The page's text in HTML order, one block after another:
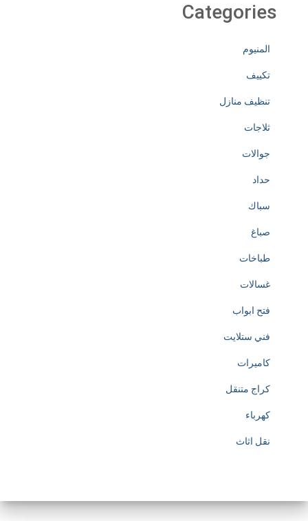
Categories
المنيوم
تكييف
تنظيف منازل
ثلاجات
جوالات
حداد
سباك
صباغ
طباخات
غسالات
فتح ابواب
فني ستلايت
كاميرات
كراج متنقل
كهرباء
نقل اثاث